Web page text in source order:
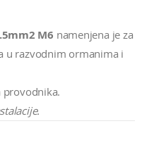
M6 namenjena je za
u razvodnim ormanima i
provodnika.